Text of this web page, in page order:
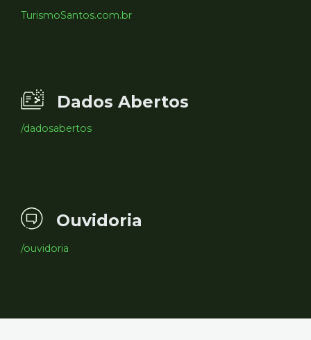
TurismoSantos.com.br
Dados Abertos
/dadosabertos
Ouvidoria
/ouvidoria